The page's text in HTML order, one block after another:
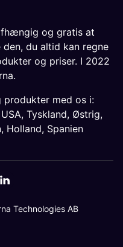
og gratis at
du altid kan regne
og priser. I 2022
produkter med os i:
USA, Tyskland, Østrig,
, Holland, Spanien
Technologies AB